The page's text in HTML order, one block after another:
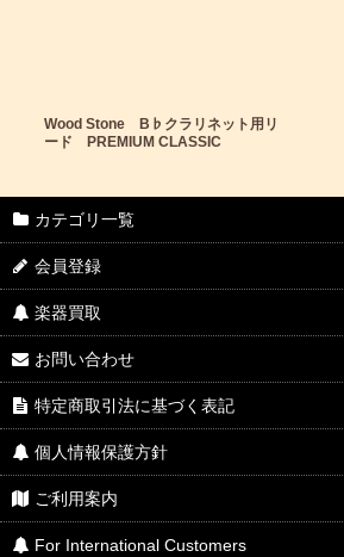
Wood Stone B♭クラリネット用リ
ード PREMIUM CLASSIC
カテゴリ一覧
会員登録
楽器買取
お問い合わせ
特定商取引法に基づく表記
個人情報保護方針
ご利用案内
For International Customers